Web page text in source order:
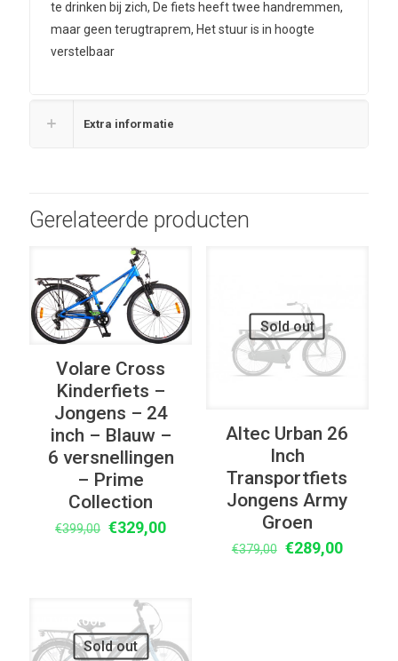
te drinken bij zich, De fiets heeft twee handremmen,
maar geen terugtraprem, Het stuur is in hoogte
verstelbaar
Extra informatie
Gerelateerde producten
Volare Cross
Kinderfiets –
Jongens – 24
inch – Blauw –
6 versnellingen
– Prime
Collection
€399,00 Oorspronkelijke
€329,00Huidige
Sold out
Altec Urban 26
Inch
Transportfiets
Jongens Army
Groen
€379,00 Oorspronkelijke
€289,00Huidige
UITVERKOOP
Sold out